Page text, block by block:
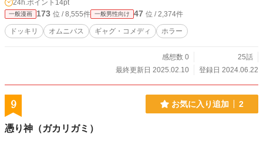
24h.ポイント 14pt
一般漫画 173 位 / 8,555件 一般男性向け 47 位 / 2,374件
ドッキリ オムニバス ギャグ・コメディ ホラー
感想数 0
25話
最終更新日 2025.02.10
登録日 2024.06.22
9 お気に入り追加 2
憑り神（ガカリガミ）